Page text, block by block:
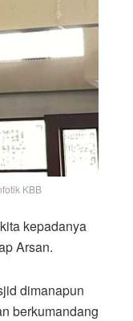
KBB
kepadanya
Arsan.
dimanapun
berkumandang